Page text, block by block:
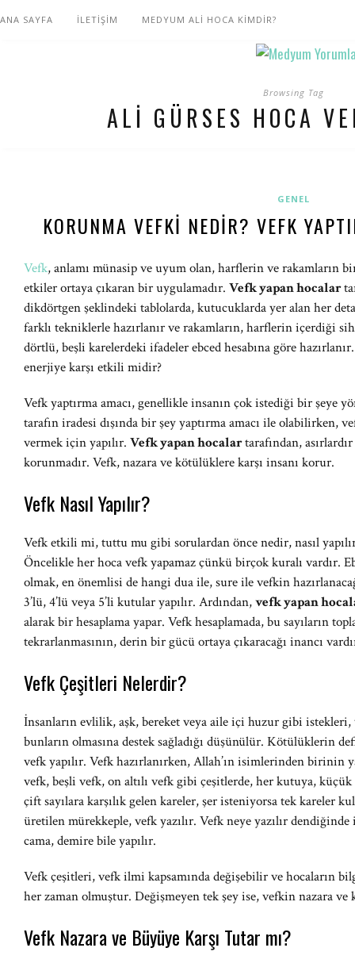
ANA SAYFA İLETİŞİM MEDYUM ALİ HOCA KİMDİR?
Browsing Tag
ALI GÜRSES HOCA
GENEL
KORUNMA VEFKI NEDIR? VEFK
Vefk, anlamı münasip ve uyum olan, harflerin ve rakamların
etkiler ortaya çıkaran bir uygulamadır. Vefk yapan hocalar
dikdörtgen şeklindeki tablolarda, kutucuklarda yer alan her
farklı tekniklerle hazırlanır ve rakamların, harflerin içerdiği
dörtlü, beşli karelerdeki ifadeler ebced hesabına göre
enerjiye karşı etkili midir?
Vefk yaptırma amacı, genellikle insanın çok istediği bir şeye
tarafın iradesi dışında bir şey yaptırma amacı ile olabilirken,
vermek için yapılır. Vefk yapan hocalartarafından,
korunmadır. Vefk, nazara ve kötülüklere karşı insanı korur.
Vefk Nasıl Yapılır?
Vefk etkili mi, tuttu mu gibi sorulardan önce nedir, nasıl
Öncelikle her hoca vefk yapamaz çünkü birçok kuralı vardır.
olmak, en önemlisi de hangi dua ile, sure ile vefkin
3’lü, 4’lü veya 5’li kutular yapılır. Ardından,vefk yapan
alarak bir hesaplama yapar. Vefk hesaplamada, bu sayıların
tekrarlanmasının, derin bir gücü ortaya çıkaracağı inancı
Vefk Çeşitleri Nelerdir?
İnsanların evlilik, aşk, bereket veya aile içi huzur gibi istekleri,
bunların olmasına destek sağladığı düşünülür. Kötülüklerin
vefk yapılır. Vefk hazırlanırken, Allah’ın isimlerinden birinin
vefk, beşli vefk, on altılı vefk gibi çeşitlerde, her kutuya,
çift sayılara karşılık gelen kareler, şer isteniyorsa tek kareler
üretilen mürekkeple, vefk yazılır. Vefk neye yazılır dendiğinde
cama, demire bile yapılır.
Vefk çeşitleri, vefk ilmi kapsamında değişebilir ve hocaların
her zaman olmuştur. Değişmeyen tek şey ise, vefkin nazara
Vefk Nazara ve Büyüye Karşı Tutar mı?